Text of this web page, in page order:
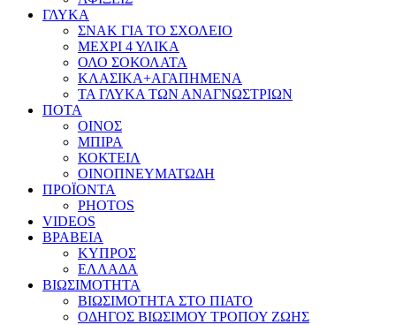
ΓΛΥΚΑ
ΣΝΑΚ ΓΙΑ ΤΟ ΣΧΟΛΕΙΟ
ΜΕΧΡΙ 4 ΥΛΙΚΑ
ΟΛΟ ΣΟΚΟΛΑΤΑ
ΚΛΑΣΙΚΑ+ΑΓΑΠΗΜΕΝΑ
ΤΑ ΓΛΥΚΑ ΤΩΝ ΑΝΑΓΝΩΣΤΡΙΩΝ
ΠΟΤΑ
ΟΙΝΟΣ
ΜΠΙΡΑ
ΚΟΚΤΕΙΛ
ΟΙΝΟΠΝΕΥΜΑΤΩΔΗ
ΠΡΟΪΟΝΤΑ
PHOTOS
VIDEOS
ΒΡΑΒΕΙΑ
ΚΥΠΡΟΣ
ΕΛΛΑΔΑ
ΒΙΩΣΙΜΟΤΗΤΑ
ΒΙΩΣΙΜΟΤΗΤΑ ΣΤΟ ΠΙΑΤΟ
ΟΔΗΓΟΣ ΒΙΩΣΙΜΟΥ ΤΡΟΠΟΥ ΖΩΗΣ